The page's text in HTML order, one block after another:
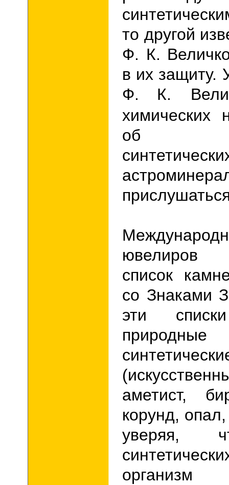
то другой
Ф. К.
в их защиту.
Ф.
К.
химических
об
ювелиров
список
со Знаками
эти
аметист,
корунд,
уверяя,